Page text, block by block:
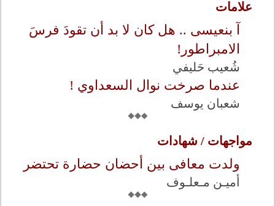
علامات
آ بنعيسى .. هل كان لا بد أن تقودَ فرسَ
الامبراطور!
شُعيب حَليفي
عندما صرخت نوال السعداوي !
شعبان يوسف
مواجهات / شهادات
ولدت معافى بين أحضان حضارة تحتضر
أميـن مـعلـوف